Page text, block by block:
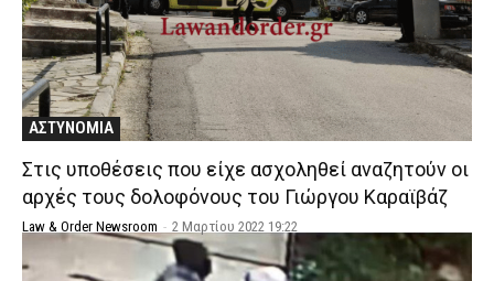
ΑΣΤΥΝΟΜΙΑ
Στις υποθέσεις που είχε ασχοληθεί αναζητούν οι
αρχές τους δολοφόνους του Γιώργου Καραϊβάζ
Law & Order Newsroom - 2 Μαρτίου 2022 19:22